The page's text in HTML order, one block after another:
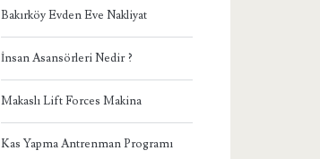
Bakırköy Evden Eve Nakliyat
İnsan Asansörleri Nedir ?
Makaslı Lift Forces Makina
Kas Yapma Antrenman Programı